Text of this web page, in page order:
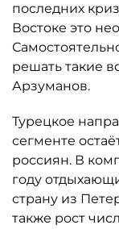
последних
Востоке это
решать такие
Арзуманов.
Турецкое
сегменте
россиян. В
году
страну из
также рост